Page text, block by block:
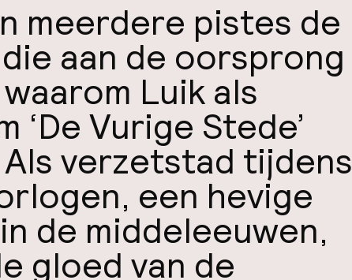
meerdere pistes de
aan de oorsprong
Luik als
‘De Vurige Stede’
verzetstad tijdens
een hevige
de middeleeuwen,
gloed van de